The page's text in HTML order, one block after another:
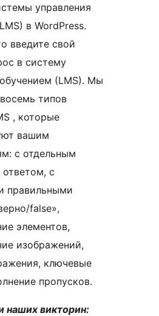
управления
в WordPress.
введите свой
в систему
(LMS). Мы
типов
, которые
вашим
с отдельным
с
правильными
false»,
элементов,
изображений,
ключевые
пропусков.
наших викторин: